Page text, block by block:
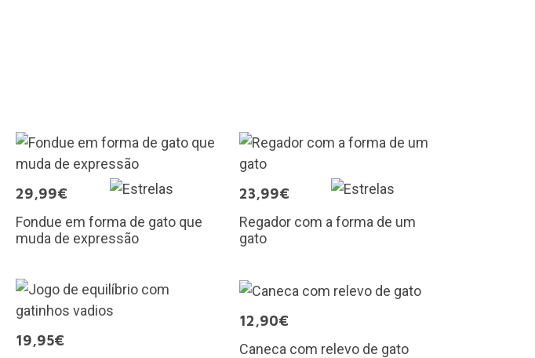
29,99€
Fondue em forma de gato que
muda de expressão
23,99€
Regador com a forma de um
gato
19,95€
12,90€
Caneca com relevo de gato